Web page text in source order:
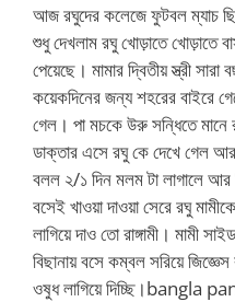
আজ রঘুদের কলেজে ফুটবল ম্যাচ
শুধু দেখলাম রঘু খোড়াতে খোড়াতে
পেয়েছে। মামার দ্বিতীয় স্ত্রী
কয়েকদিনের জন্য শহরের বাইরে
গেল। পা মচকে উরু সন্ধিতে মানে
ডাক্তার এসে রঘু কে দেখে গেল
বলল ২/১ দিন মলম টা লাগালে আর
বসেই খাওয়া দাওয়া সেরে রঘু
লাগিয়ে দাও তো রাঙ্গামী। মামী
বিছানায় বসে কম্বল সরিয়ে
ওষুধ লাগিয়ে দিচ্ছি।bangla